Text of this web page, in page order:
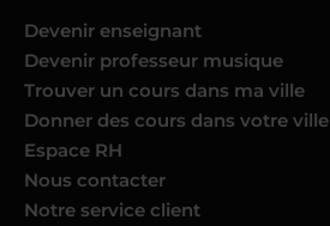
Devenir enseignant
Devenir professeur musique
Trouver un cours dans ma ville
Donner des cours dans votre ville
Espace RH
Nous contacter
Notre service client